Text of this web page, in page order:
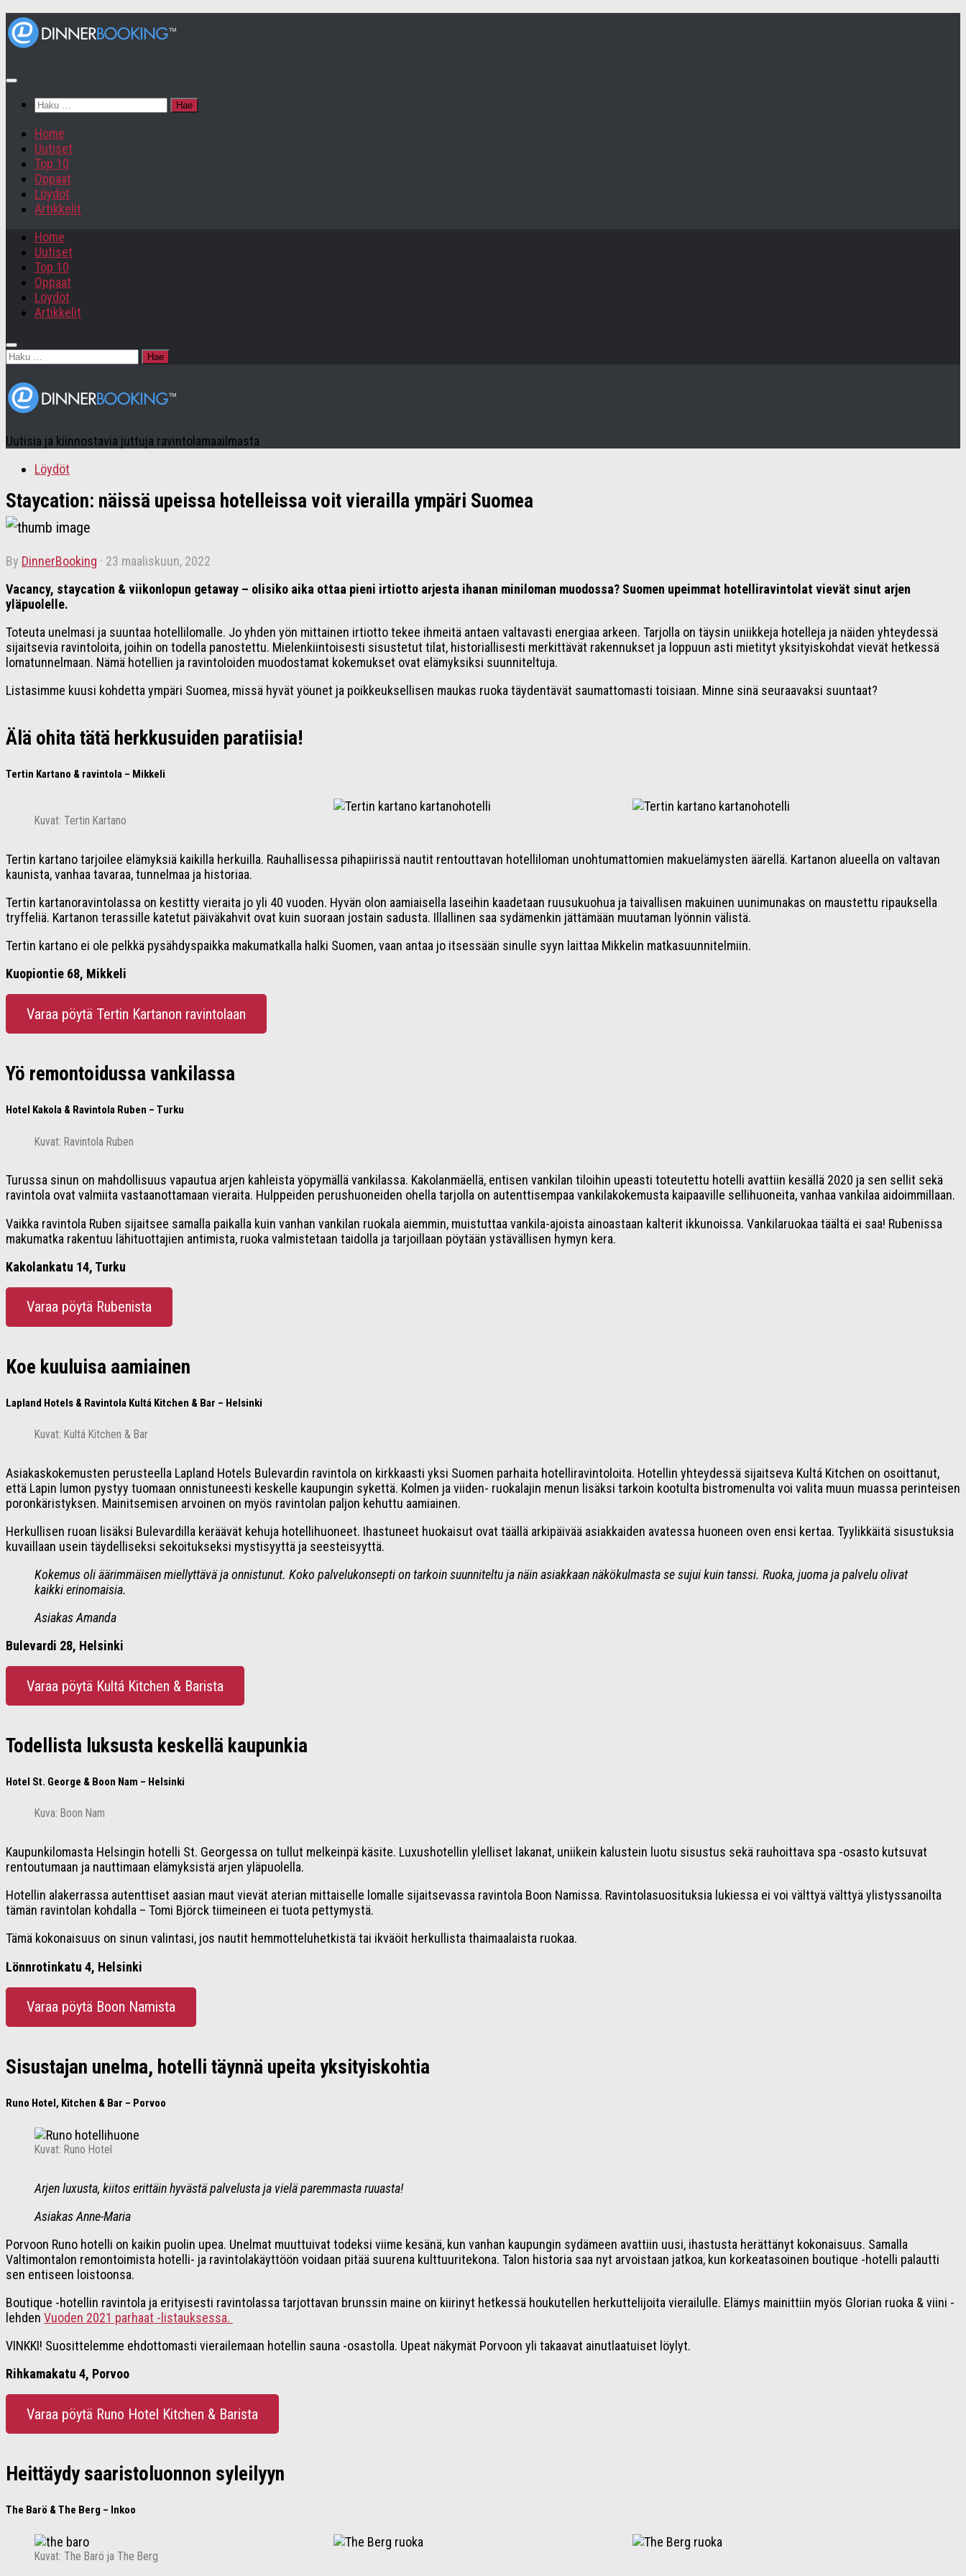
Haku:
Home
Uutiset
Top 10
Oppaat
Löydöt
Artikkelit
Home
Uutiset
Top 10
Oppaat
Löydöt
Artikkelit
Haku:
Uutisia ja kiinnostavia juttuja ravintolamaailmasta
Löydöt
Staycation: näissä upeissa hotelleissa voit vierailla ympäri Suomea
by DinnerBooking · 23 maaliskuun, 2022
Vacancy, staycation & viikonlopun getaway – olisiko aika ottaa pieni irtiotto arjesta ihanan miniloman muodossa? Suomen upeimmat hotelliravintolat vievät sinut arjen
yläpuolelle.
Toteuta unelmasi ja suuntaa hotellilomalle. Jo yhden yön mittainen irtiotto tekee ihmeitä antaen valtavasti energiaa arkeen. Tarjolla on täysin uniikkeja hotelleja ja näiden yhteydessä
sijaitsevia ravintoloita, joihin on todella panostettu. Mielenkiintoisesti sisustetut tilat, historiallisesti merkittävät rakennukset ja loppuun asti mietityt yksityiskohdat vievät hetkessä
lomatunnelmaan. Nämä hotellien ja ravintoloiden muodostamat kokemukset ovat elämyksiksi suunniteltuja.
Listasimme kuusi kohdetta ympäri Suomea, missä hyvät yöunet ja poikkeuksellisen maukas ruoka täydentävät saumattomasti toisiaan. Minne sinä seuraavaksi suuntaat?
Älä ohita tätä herkkusuiden paratiisia!
Tertin Kartano & ravintola – Mikkeli
Kuvat: Tertin Kartano
Tertin kartano tarjoilee elämyksiä kaikilla herkuilla. Rauhallisessa pihapiirissä nautit rentouttavan hotelliloman unohtumattomien makuelämysten äärellä. Kartanon alueella on valtavan
kaunista, vanhaa tavaraa, tunnelmaa ja historiaa.
Tertin kartanoravintolassa on kestitty vieraita jo yli 40 vuoden. Hyvän olon aamiaisella laseihin kaadetaan ruusukuohua ja taivallisen makuinen uunimunakas on maustettu ripauksella
tryffeliä. Kartanon terassille katetut päiväkahvit ovat kuin suoraan jostain sadusta. Illallinen saa sydämenkin jättämään muutaman lyönnin välistä.
Tertin kartano ei ole pelkkä pysähdyspaikka makumatkalla halki Suomen, vaan antaa jo itsessään sinulle syyn laittaa Mikkelin matkasuunnitelmiin.
Kuopiontie 68, Mikkeli
Varaa pöytä Tertin Kartanon ravintolaan
Yö remontoidussa vankilassa
Hotel Kakola & Ravintola Ruben – Turku
Kuvat: Ravintola Ruben
Turussa sinun on mahdollisuus vapautua arjen kahleista yöpymällä vankilassa. Kakolanmäellä, entisen vankilan tiloihin upeasti toteutettu hotelli avattiin kesällä 2020 ja sen sellit sekä
ravintola ovat valmiita vastaanottamaan vieraita. Hulppeiden perushuoneiden ohella tarjolla on autenttisempaa vankilakokemusta kaipaaville sellihuoneita, vanhaa vankilaa aidoimmillaan.
Vaikka ravintola Ruben sijaitsee samalla paikalla kuin vanhan vankilan ruokala aiemmin, muistuttaa vankila-ajoista ainoastaan kalterit ikkunoissa. Vankilaruokaa täältä ei saa! Rubenissa
makumatka rakentuu lähituottajien antimista, ruoka valmistetaan taidolla ja tarjoillaan pöytään ystävällisen hymyn kera.
Kakolankatu 14, Turku
Varaa pöytä Rubenista
Koe kuuluisa aamiainen
Lapland Hotels & Ravintola Kultá Kitchen & Bar – Helsinki
Kuvat: Kultá Kitchen & Bar
Asiakaskokemusten perusteella Lapland Hotels Bulevardin ravintola on kirkkaasti yksi Suomen parhaita hotelliravintoloita. Hotellin yhteydessä sijaitseva Kultá Kitchen on osoittanut,
että Lapin lumon pystyy tuomaan onnistuneesti keskelle kaupungin sykettä. Kolmen ja viiden- ruokalajin menun lisäksi tarkoin kootulta bistromenulta voi valita muun muassa perinteisen
poronkäristyksen. Mainitsemisen arvoinen on myös ravintolan paljon kehuttu aamiainen.
Herkullisen ruoan lisäksi Bulevardilla keräävät kehuja hotellihuoneet. Ihastuneet huokaisut ovat täällä arkipäivää asiakkaiden avatessa huoneen oven ensi kertaa. Tyylikkäitä sisustuksia
kuvaillaan usein täydelliseksi sekoitukseksi mystisyyttä ja seesteisyyttä.
Kokemus oli äärimmäisen miellyttävä ja onnistunut. Koko palvelukonsepti on tarkoin suunniteltu ja näin asiakkaan näkökulmasta se sujui kuin tanssi. Ruoka, juoma ja palvelu olivat
kaikki erinomaisia.
Asiakas Amanda
Bulevardi 28, Helsinki
Varaa pöytä Kultá Kitchen & Barista
Todellista luksusta keskellä kaupunkia
Hotel St. George & Boon Nam – Helsinki
Kuva: Boon Nam
Kaupunkilomasta Helsingin hotelli St. Georgessa on tullut melkeinpä käsite. Luxushotellin ylelliset lakanat, uniikein kalustein luotu sisustus sekä rauhoittava spa -osasto kutsuvat
rentoutumaan ja nauttimaan elämyksistä arjen yläpuolella.
Hotellin alakerrassa autenttiset aasian maut vievät aterian mittaiselle lomalle sijaitsevassa ravintola Boon Namissa. Ravintolasuosituksia lukiessa ei voi välttyä välttyä ylistyssanoilta
tämän ravintolan kohdalla – Tomi Björck tiimeineen ei tuota pettymystä.
Tämä kokonaisuus on sinun valintasi, jos nautit hemmotteluhetkistä tai ikväöit herkullista thaimaalaista ruokaa.
Lönnrotinkatu 4, Helsinki
Varaa pöytä Boon Namista
Sisustajan unelma, hotelli täynnä upeita yksityiskohtia
Runo Hotel, Kitchen & Bar – Porvoo
Kuvat: Runo Hotel
Arjen luxusta, kiitos erittäin hyvästä palvelusta ja vielä paremmasta ruuasta!
Asiakas Anne-Maria
Porvoon Runo hotelli on kaikin puolin upea. Unelmat muuttuivat todeksi viime kesänä, kun vanhan kaupungin sydämeen avattiin uusi, ihastusta herättänyt kokonaisuus. Samalla
Valtimontalon remontoimista hotelli- ja ravintolakäyttöön voidaan pitää suurena kulttuuritekona. Talon historia saa nyt arvoistaan jatkoa, kun korkeatasoinen boutique -hotelli palautti
sen entiseen loistoonsa.
Boutique -hotellin ravintola ja erityisesti ravintolassa tarjottavan brunssin maine on kiirinyt hetkessä houkutellen herkuttelijoita vierailulle. Elämys mainittiin myös Glorian ruoka & viini -
lehden Vuoden 2021 parhaat -listauksessa.
VINKKI! Suosittelemme ehdottomasti vierailemaan hotellin sauna -osastolla. Upeat näkymät Porvoon yli takaavat ainutlaatuiset löylyt.
Rihkamakatu 4, Porvoo
Varaa pöytä Runo Hotel Kitchen & Barista
Heittäydy saaristoluonnon syleilyyn
The Barö & The Berg – Inkoo
Kuvat: The Barö ja The Berg